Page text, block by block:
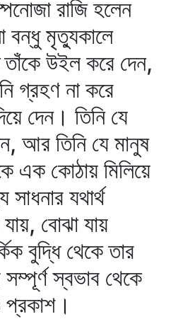
রাজি হলেন
বন্ধু মৃত্যুকালে
উইল করে দেন,
গ্রহণ না করে
দেন। তিনি যে
আর তিনি যে মানুষ
এক কোঠায় মিলিয়ে
যথার্থ
বোঝা যায়
বুদ্ধি থেকে তার
স্বভাব থেকে
প্রকাশ।